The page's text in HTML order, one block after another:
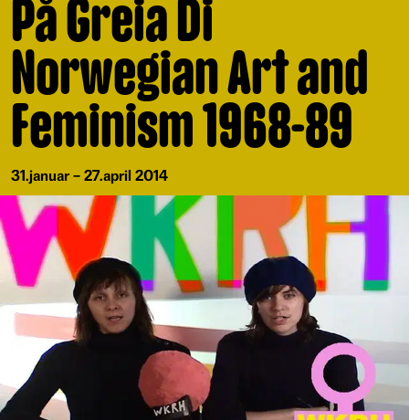
På Greia Di
Norwegian Art and
Feminism 1968-89
31.januar – 27.april 2014